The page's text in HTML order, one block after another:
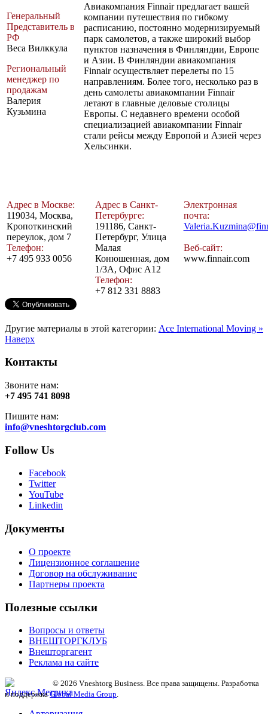
Генеральный
Представитель в
РФ
Веса Вилккула
Региональный
менеджер по
продажам
Валерия
Кузьмина
Авиакомпания Finnair предлагает вашей
компании путешествия по гибкому
расписанию, постоянно модернизируемый
парк самолетов, а также широкий выбор
пунктов назначения в Финляндии, Европе
и Азии. В Финляндии авиакомпания
Finnair осуществляет перелеты по 15
направлениям. Более того, несколько раз в
день самолеты авиакомпании Finnair
летают в главные деловые столицы
Европы. С недавнего времени особой
специализацией авиакомпании Finnair
стали рейсы между Европой и Азией через
Хельсинки.
Адрес в Москве:
119034, Москва,
Кропоткинский
переулок, дом 7
Телефон:
+7 495 933 0056
Адрес в Санкт-
Петербурге:
191186, Санкт-
Петербург, Улица
Малая
Конюшенная, дом
1/3А, Офис А12
Телефон:
+7 812 331 8883
Электронная
почта:
Веб-сайт:
www.finnair.com
Другие материалы в этой категории: Ace International Moving »
Наверх
Контакты
Звоните нам:
+7 495 741 8098
Пишите нам:
info@vneshtorgclub.com
Follow Us
Facebook
Twitter
YouTube
Linkedin
Документы
О проекте
Лицензионное соглашение
Договор на обслуживание
Партнеры проекта
Полезные ссылки
Вопросы и ответы
ВНЕШТОРГКЛУБ
Внешторгагент
Реклама на сайте
© 2026 Vneshtorg Business. Все права защищены. Разработка
и поддержкаGlobal Media Group.